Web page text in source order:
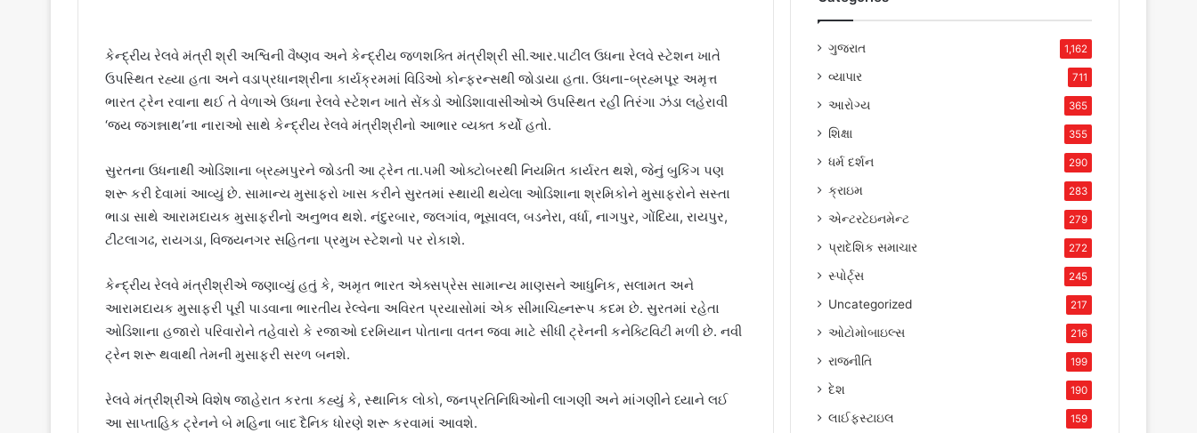
કેન્દ્રીય રેલવે મંત્રી શ્રી અશ્વિની વૈષ્ણવ અને કેન્દ્રીય જળશક્તિ મંત્રીશ્રી સી.આર.પાટીલ ઉધના રેલવે સ્ટેશન ખાતે
ઉપસ્થિત રહ્યા હતા અને વડાપ્રધાનશ્રીના કાર્યક્રમમાં વિડિઓ કોન્ફરન્સથી જોડાયા હતા. ઉધના-બ્રહ્મપૂર અમૃત્ત
ભારત ટ્રેન રવાના થઈ તે વેળાએ ઉધના રેલવે સ્ટેશન ખાતે સેંકડો ઓડિશાવાસીઓએ ઉપસ્થિત રહી તિરંગા ઝંડા લહેરાવી
‘જય જગન્નાથ’ના નારાઓ સાથે કેન્દ્રીય રેલવે મંત્રીશ્રીનો આભાર વ્યક્ત કર્યો હતો.
સુરતના ઉધનાથી ઓડિશાના બ્રહ્મપુરને જોડતી આ ટ્રેન તા.૫મી ઓક્ટોબરથી નિયમિત કાર્યરત થશે, જેનું બુકિંગ પણ
શરૂ કરી દેવામાં આવ્યું છે. સામાન્ય મુસાફરો ખાસ કરીને સુરતમાં સ્થાયી થયેલા ઓડિશાના શ્રમિકોને મુસાફરોને સસ્તા
ભાડા સાથે આરામદાયક મુસાફરીનો અનુભવ થશે. નંદુરબાર, જલગાંવ, ભૂસાવલ, બડનેરા, વર્ધા, નાગપુર, ગોંદિયા, રાયપુર,
ટીટલાગઢ, રાયગડા, વિજયનગર સહિતના પ્રમુખ સ્ટેશનો પર રોકાશે.
કેન્દ્રીય રેલવે મંત્રીશ્રીએ જણાવ્યું હતું કે, અમૃત ભારત એક્સપ્રેસ સામાન્ય માણસને આધુનિક, સલામત અને
આરામદાયક મુસાફરી પૂરી પાડવાના ભારતીય રેલ્વેના અવિરત પ્રયાસોમાં એક સીમાચિહ્નરૂપ કદમ છે. સુરતમાં રહેતા
ઓડિશાના હજારો પરિવારોને તહેવારો કે રજાઓ દરમિયાન પોતાના વતન જવા માટે સીધી ટ્રેનની કનેક્ટિવિટી મળી છે. નવી
ટ્રેન શરૂ થવાથી તેમની મુસાફરી સરળ બનશે.
રેલવે મંત્રીશ્રીએ વિશેષ જાહેરાત કરતા કહ્યું કે, સ્થાનિક લોકો, જનપ્રતિનિધિઓની લાગણી અને માંગણીને ધ્યાને લઈ
આ સાપ્તાહિક ટ્રેનને બે મહિના બાદ દૈનિક ધોરણે શરૂ કરવામાં આવશે.
ગુજરાત 1,162
વ્યાપાર 711
આરોગ્ય 365
શિક્ષા 355
ધર્મ દર્શન 290
ક્રાઇમ 283
એન્ટરટેઇનમેન્ટ 279
પ્રાદેશિક સમાચાર 272
સ્પોર્ટ્સ 245
Uncategorized 217
ઓટોમોબાઇલ્સ 216
રાજનીતિ 199
દેશ 190
લાઈફસ્ટાઇલ 159